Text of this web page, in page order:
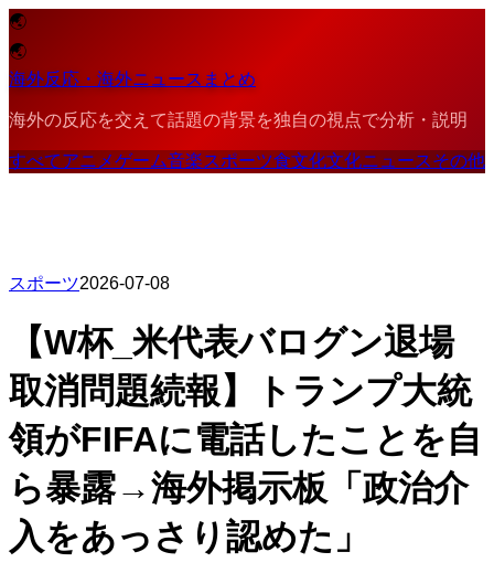
🌏
🌏
海外反応・海外ニュースまとめ
海外の反応を交えて話題の背景を独自の視点で分析・説明
すべてアニメゲーム音楽スポーツ食文化文化ニュースその他
スポーツ2026-07-08
【W杯_米代表バログン退場
取消問題続報】トランプ大統
領がFIFAに電話したことを自
ら暴露→海外掲示板「政治介
入をあっさり認めた」